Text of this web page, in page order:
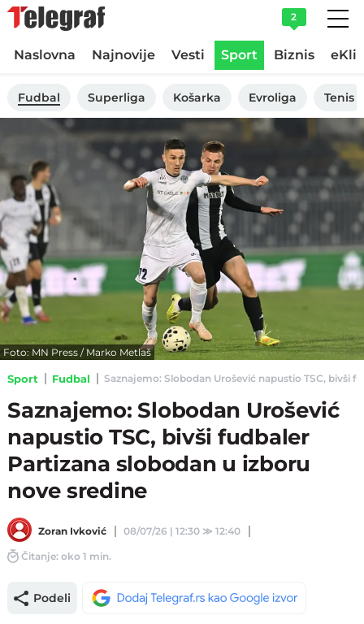
2
Naslovna Najnovije Vesti Sport Biznis
Fudbal Superliga Košarka Evroliga Tenis
Foto: MN Press / Marko Metlaš
Sport Fudbal Saznajemo: Slobodan Urošević napustio TSC, bivši
Saznajemo: Slobodan Urošević
napustio TSC, bivši fudbaler
Partizana slobodan u izboru
nove sredine
Zoran Ivković 08/07/26 | 12:30 ≫12:40
Čitanje: oko 1 min.
Podeli